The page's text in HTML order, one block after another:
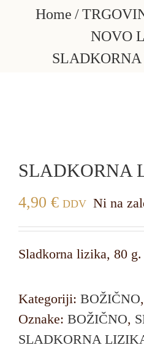
Home
NOVO
SLADKORNA
4,90 € DDV Ni na
Sladkorna lizika, 80 g.
Kategoriji: BOŽIČNO,
Oznake: BOŽIČNO,
SLADKORNA